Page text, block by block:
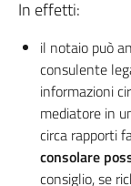
In effetti:
il notaio può
consulente
informazioni
mediatore in
circa rapporti
consolare
consiglio, se